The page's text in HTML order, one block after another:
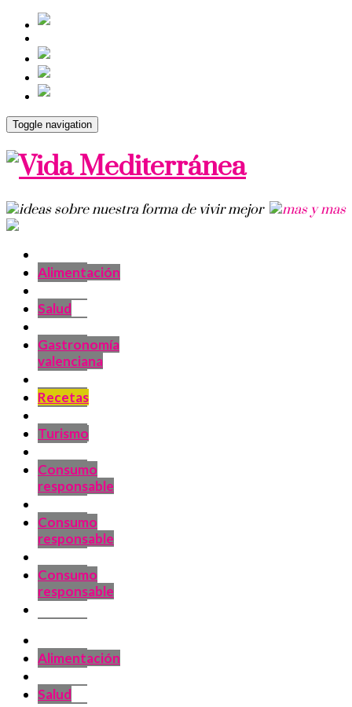
Toggle navigation
Alimentación
Salud
Gastronomía
valenciana
Recetas
Turismo
Consumo
responsable
Consumo
responsable
Consumo
responsable
Alimentación
Salud